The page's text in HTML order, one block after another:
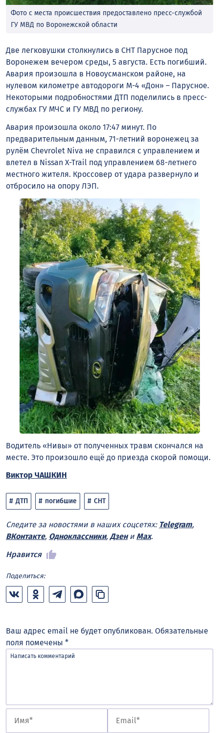
Фото с места происшествия предоставлено пресс-службой
ГУ МВД по Воронежской области
Две легковушки столкнулись в СНТ Парусное под
Воронежем вечером среды, 5 августа. Есть погибший.
Авария произошла в Новоусманском районе, на
нулевом километре автодороги М-4 «Дон» – Парусное.
Некоторыми подробностями ДТП поделились в пресс-
службах ГУ МЧС и ГУ МВД по региону.
Авария произошла около 17:47 минут. По
предварительным данным, 71-летний воронежец за
рулём Chevrolet Niva не справился с управлением и
влетел в Nissan X-Trail под управлением 68-летнего
местного жителя. Кроссовер от удара развернуло и
отбросило на опору ЛЭП.
Водитель «Нивы» от полученных травм скончался на
месте. Это произошло ещё до приезда скорой помощи.
Виктор ЧАШКИН
ДТП погибшие СНТ
Следите за новостями в наших соцсетях: Telegram,
ВКонтакте, Одноклассники, Дзени Max.
Нравится
Поделиться:
Ваш адрес email не будет опубликован. Обязательные
поля помечены *